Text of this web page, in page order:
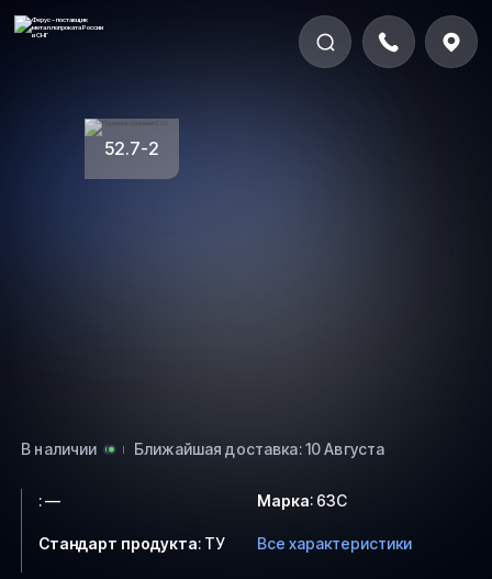
52.7-2
В наличии Ближайшая доставка: 10 Августа
:— Марка: 63C
Стандарт продукта: ТУ Все характеристики